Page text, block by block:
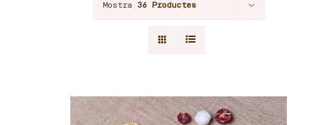
Mostra 36 Productes